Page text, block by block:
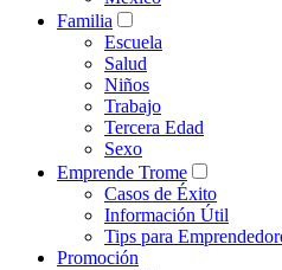
Familia
Escuela
Salud
Niños
Trabajo
Tercera Edad
Sexo
Emprende Trome
Casos de Éxito
Información Útil
Tips para
Promoción